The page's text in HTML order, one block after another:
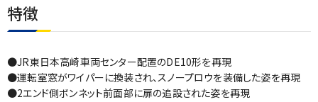
特徴
●JR東日本高崎車両センター配置のDE10形を再現
●運転室窓がワイパーに換装され、スノープロウを装備した姿を再現
●2エンド側ボンネット前面部に扉の追設された姿を再現